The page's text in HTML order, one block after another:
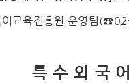
어교육진흥원 운영팀
국 어 교